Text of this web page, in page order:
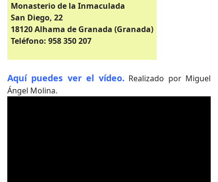
Monasterio de la Inmaculada
San Diego, 22
18120 Alhama de Granada (Granada)
Teléfono: 958 350 207
Aquí puedes ver el vídeo. Realizado por Miguel
Ángel Molina.